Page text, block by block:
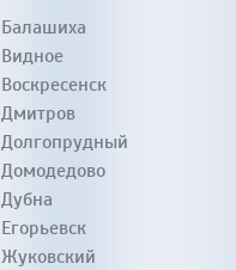
Балашиха
Видное
Воскресенск
Дмитров
Долгопрудный
Домодедово
Дубна
Егорьевск
Жуковский